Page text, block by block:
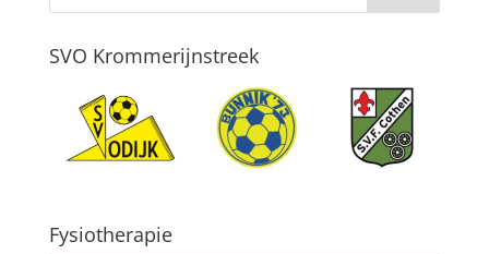
SVO Krommerijnstreek
Fysiotherapie